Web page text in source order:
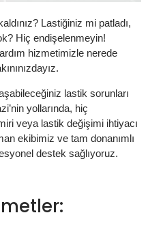
Lastiğiniz mi patladı,
Hiç endişelenmeyin!
hizmetimizle nerede
lastik sorunları
yollarında, hiç
veya lastik değişimi ihtiyacı
ekibimiz ve tam donanımlı
destek sağlıyoruz.